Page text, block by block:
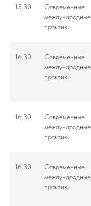
15.30
Современные
международные
практики
16.30
Современные
международные
практики
16.30
Современные
международные
практики
16.30
Современные
международные
практики